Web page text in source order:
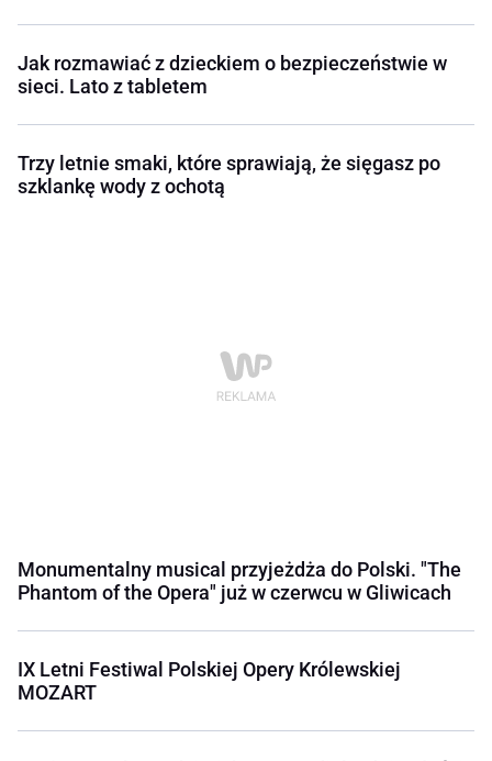
Jak rozmawiać z dzieckiem o bezpieczeństwie w
sieci. Lato z tabletem
Trzy letnie smaki, które sprawiają, że sięgasz po
szklankę wody z ochotą
Monumentalny musical przyjeżdża do Polski. "The
Phantom of the Opera" już w czerwcu w Gliwicach
IX Letni Festiwal Polskiej Opery Królewskiej
MOZART